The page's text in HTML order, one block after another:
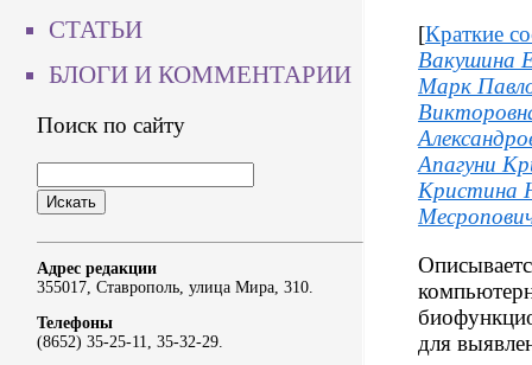
СТАТЬИ
БЛОГИ И КОММЕНТАРИИ
Поиск по сайту
Адрес редакции
355017, Ставрополь, улица Мира, 310.
Телефоны
(8652) 35-25-11, 35-32-29.
[Краткие
Вакушина
Марк
Апагуни
Кристина
для